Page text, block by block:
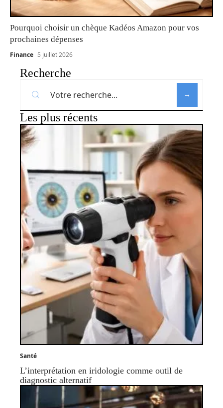
Pourquoi choisir un chèque Kadéos Amazon pour vos
prochaines dépenses
Finance 5 juillet 2026
Recherche
Les plus récents
Santé
L’interprétation en iridologie comme outil de
diagnostic alternatif